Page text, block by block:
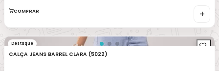
COMPRAR +
Destaque
CALÇA JEANS BARREL CLARA (5022)